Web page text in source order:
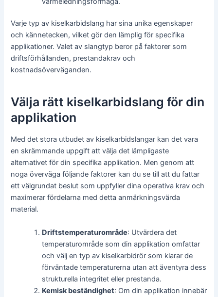
Varje typ av kiselkarbidslang har sina unika egenskaper
och kännetecken, vilket gör den lämplig för specifika
applikationer. Valet av slangtyp beror på faktorer som
driftsförhållanden, prestandakrav och
kostnadsöverväganden.
Välja rätt kiselkarbidslang för din
applikation
Med det stora utbudet av kiselkarbidslangar kan det vara
en skrämmande uppgift att välja det lämpligaste
alternativet för din specifika applikation. Men genom att
noga överväga följande faktorer kan du se till att du fattar
ett välgrundat beslut som uppfyller dina operativa krav och
maximerar fördelarna med detta anmärkningsvärda
material.
Driftstemperaturområde: Utvärdera det
temperaturområde som din applikation omfattar
och välj en typ av kiselkarbidrör som klarar de
förväntade temperaturerna utan att äventyra dess
strukturella integritet eller prestanda.
Kemisk beständighet: Om din applikation innebär